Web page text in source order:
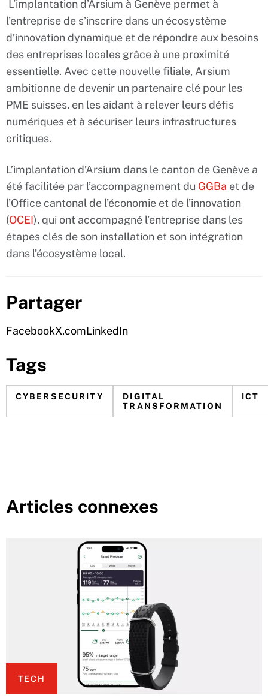
L’implantation d’Arsium à Genève permet à
l’entreprise de s’inscrire dans un écosystème
d’innovation dynamique et de répondre aux besoins
des entreprises locales grâce à une proximité
essentielle. Avec cette nouvelle filiale, Arsium
ambitionne de devenir un partenaire clé pour les
PME suisses, en les aidant à relever leurs défis
numériques et à sécuriser leurs infrastructures
critiques.
L’implantation d’Arsium dans le canton de Genève a
été facilitée par l’accompagnement du GGBa et de
l’Office cantonal de l’économie et de l’innovation
(OCEI), qui ont accompagné l’entreprise dans les
étapes clés de son installation et son intégration
dans l’écosystème local.
Partager
FacebookX.comLinkedIn
Tags
CYBERSECURITY
DIGITAL
TRANSFORMATION
ICT
Articles connexes
TECH